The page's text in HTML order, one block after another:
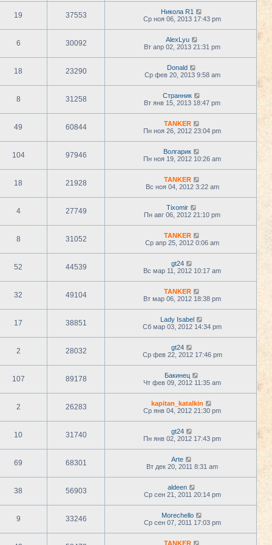
19 37553
Никола R1
Ср ноя 06, 2013 17:43 pm
6 30092
AlexLyu
Вт апр 02, 2013 21:31 pm
18 23290
Donald
Ср фев 20, 2013 9:58 am
8 31258
Странник
Вт янв 15, 2013 18:47 pm
49 60844
TANKER
Пн ноя 26, 2012 23:04 pm
104 97946
Волгарик
Пн ноя 19, 2012 10:26 am
18 21928
TANKER
Вс ноя 04, 2012 3:22 am
4 27749
Tixomir
Пн авг 06, 2012 21:10 pm
8 31052
TANKER
Ср апр 25, 2012 0:06 am
52 44539
gt24
Вс мар 11, 2012 10:17 am
32 49104
TANKER
Вт мар 06, 2012 18:38 pm
17 38851
Lady Isabel
Сб мар 03, 2012 14:34 pm
2 28032
gt24
Ср фев 22, 2012 17:46 pm
107 89178
Бакинец
Чт фев 09, 2012 11:35 am
2 26283
kapitan_katalkin
Ср янв 04, 2012 21:30 pm
10 31740
gt24
Пн янв 02, 2012 17:43 pm
69 68301
Arte
Вт дек 20, 2011 8:31 am
38 56903
aldeen
Ср сен 21, 2011 20:14 pm
9 33246
Morechello
Ср сен 07, 2011 17:03 pm
TANKER